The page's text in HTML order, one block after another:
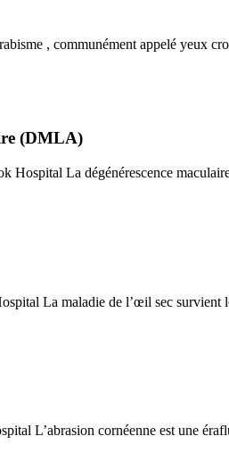
, communément appelé yeux
(DMLA)
Hospital La dégénérescence
La maladie de l’œil sec survient
L’abrasion cornéenne est une